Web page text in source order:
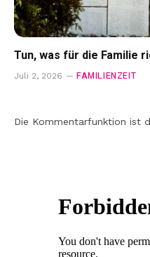
Tun, was für die Familie
Juli 2, 2026 FAMILIENZEIT
Die Kommentarfunktion ist